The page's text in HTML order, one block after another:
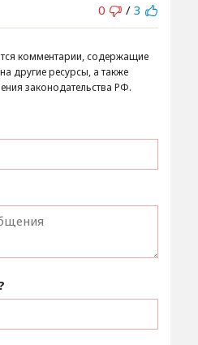
0
/ 3
комментарии, содержащие
другие ресурсы, а также
законодательства РФ.